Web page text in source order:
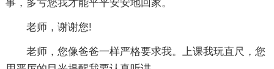
事，多亏您我才能平平安安地回家。
老师，谢谢您!
老师，您像爸爸一样严格要求我。上课我玩直尺，您